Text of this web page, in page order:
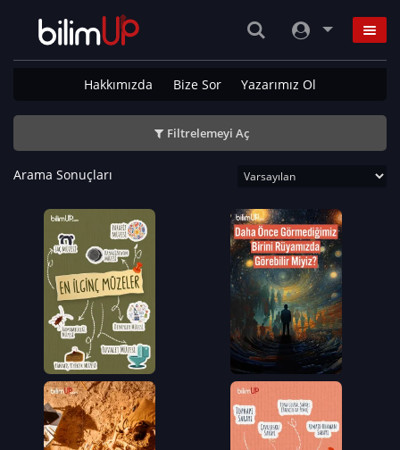
Hakkımızda Bize Sor Yazarımız Ol
Filtrelemeyi Aç
Arama Sonuçları